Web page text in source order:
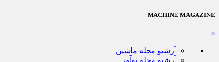
MACHINE MAGAZINE
×
آرشیو مجله ماشین
آرشیو مجله نوآور